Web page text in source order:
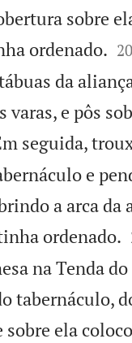
sobre
ordenado. 

20
da
varas, e pôs
seguida,
e
a arca da
ordenado.
na Tenda
tabernáculo,
sobre ela